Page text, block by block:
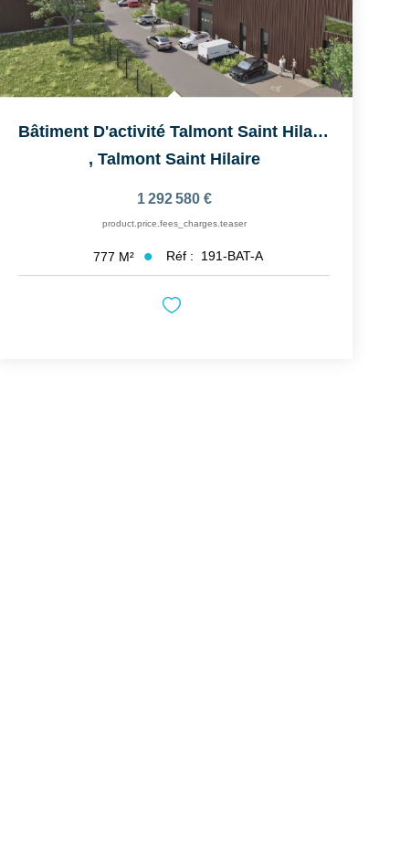
Bâtiment D'activité Talmont Saint Hilaire 777 M2
, Talmont Saint Hilaire
1 292 580 €
product.price.fees_charges.teaser
777 M² Réf : 191-BAT-A